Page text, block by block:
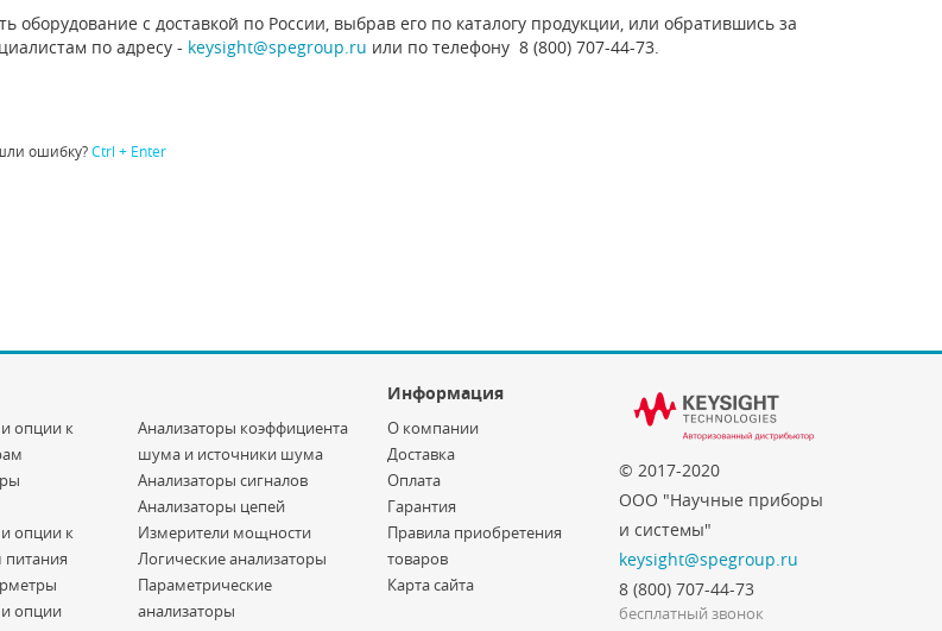
оборудование с доставкой по России, выбрав его по каталогу продукции, или обратившись за
по адресу - keysight@spegroup.ru или по телефону 8 (800) 707-44-73.
ошибку?Ctrl + Enter
Информация
© 2017-2020
ООО "Научные приборы
и системы"
keysight@spegroup.ru
8 (800) 707-44-73
бесплатный звонок
опции к
опции к
питания
опции
Анализаторы коэффициента
шума и источники шума
Анализаторы сигналов
Анализаторы цепей
Измерители мощности
Логические анализаторы
Параметрические
анализаторы
О компании
Доставка
Оплата
Гарантия
Правила приобретения
товаров
Карта сайта